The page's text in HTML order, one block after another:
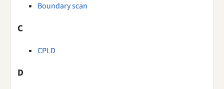
Boundary scan
C
CPLD
D